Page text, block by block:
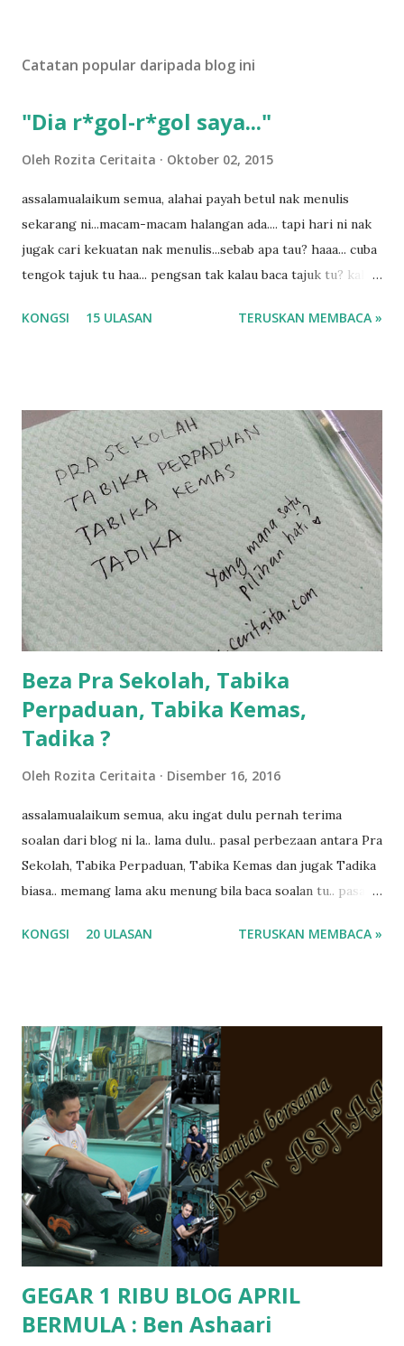
Catatan popular daripada blog ini
"Dia r*gol-r*gol saya..."
Oleh Rozita Ceritaita Oktober 02, 2015
assalamualaikum semua, alahai payah betul nak menulis
sekarang ni...macam-macam halangan ada.... tapi hari ni nak
jugak cari kekuatan nak menulis...sebab apa tau? haaa... cuba
tengok tajuk tu haa... pengsan tak kalau baca tajuk tu? kalau
tau? yang sebut tu anak aku....diulangi ANAK AKU ....adoiiii
balik keja aku ajak la shah singgah Giant beli barang
sikit...dalam perjalanan dari dalam kereta tu biasalah kan
kami memang akan pimpin anak-anak jalan sampai masuk
dalam... dan kebiasanya bagi anak 4 macam kami ni bahagi-
bahagi lah siapa nak pimpin siapa... dan biasanya aku akan
dukung adik hadi sambil pimpin kakak husna... yang abg
ngah dengan abg long terserah pada shah la pulak.. tapi
kalau ikut anak-anak semua nak ummi pimpin... ajer rebeh
ba...
KONGSI 15 ULASAN TERUSKAN MEMBACA »
Beza Pra Sekolah, Tabika
Perpaduan, Tabika Kemas,
Tadika ?
Oleh Rozita Ceritaita Disember 16, 2016
assalamualaikum semua, aku ingat dulu pernah terima
soalan dari blog ni la.. lama dulu.. pasal perbezaan antara Pra
Sekolah, Tabika Perpaduan, Tabika Kemas dan jugak Tadika
biasa.. memang lama aku menung bila baca soalan tu.. pasal
ko.. masa tu aku baru je ada anak sorang dan aku hentam je
tanya sapa-sapa pun masa tu.. bila fikir-fikirkan balik terasa
jugak masa alahai teruknya kami sebagai ibubapa.. dan kami
terasa jugak semakin teruk bila abg long dah masuk 2 tahun
kat salah satu tadika swasta ni.. tapi nampaknya kenal huruf
pun tak tau.. pengsan aku bila ingat balik.. aku mula fikir
mungkin sebab abg long sendiri jenis budak yang ada
masalah dyslexia.. tapi minor la.. nanti la aku cerita pasal
dyslexia tu.. lepas tu kami buat keputusan pu...
KONGSI 20 ULASAN TERUSKAN MEMBACA »
GEGAR 1 RIBU BLOG APRIL
BERMULA : Ben Ashaari